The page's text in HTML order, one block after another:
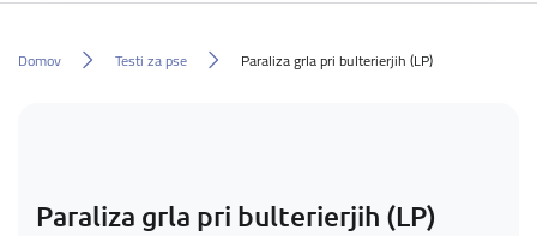
Domov Testi za pse Paraliza grla pri bulterierjih (LP)
Paraliza grla pri bulterierjih (LP)